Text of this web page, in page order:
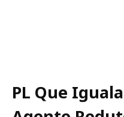
PL Que